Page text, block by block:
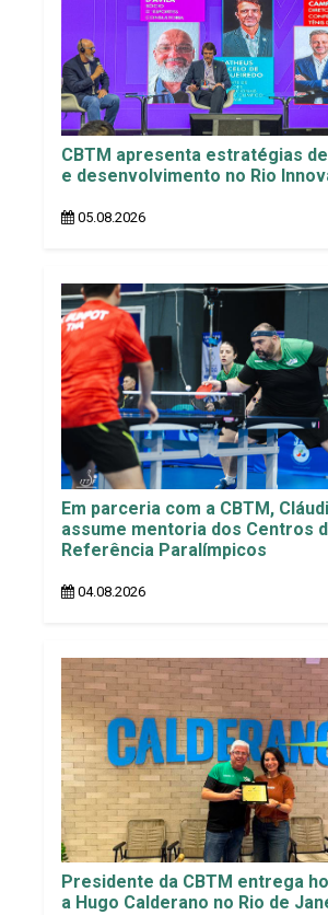
CBTM apresenta estratégias
e desenvolvimento no Rio
05.08.2026
Em parceria com a CBTM,
assume mentoria dos Centros
Referência Paralímpicos
04.08.2026
Presidente da CBTM entrega
a Hugo Calderano no Rio de